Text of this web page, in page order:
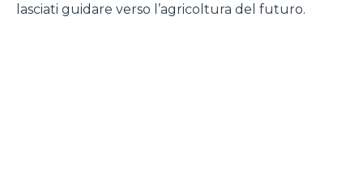
lasciati guidare verso l’agricoltura del futuro.